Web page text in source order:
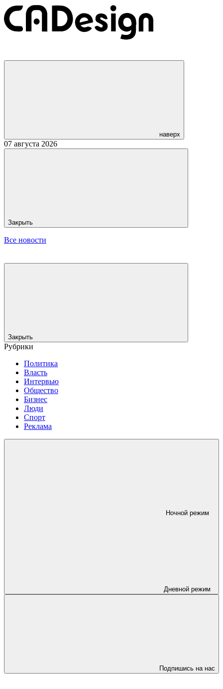
наверх
07 августа 2026
Закрыть
Все новости
Закрыть
Рубрики
Политика
Власть
Интервью
Общество
Бизнес
Люди
Спорт
Реклама
Ночной режим
Дневной режим
Подпишись на нас